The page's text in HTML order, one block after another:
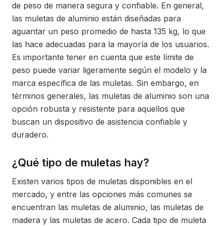
de peso de manera segura y confiable. En general,
las muletas de aluminio están diseñadas para
aguantar un peso promedio de hasta 135 kg, lo que
las hace adecuadas para la mayoría de los usuarios.
Es importante tener en cuenta que este límite de
peso puede variar ligeramente según el modelo y la
marca específica de las muletas. Sin embargo, en
términos generales, las muletas de aluminio son una
opción robusta y resistente para aquellos que
buscan un dispositivo de asistencia confiable y
duradero.
¿Qué tipo de muletas hay?
Existen varios tipos de muletas disponibles en el
mercado, y entre las opciones más comunes se
encuentran las muletas de aluminio, las muletas de
madera y las muletas de acero. Cada tipo de muleta